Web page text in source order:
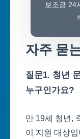
보조금 24
자주 묻
질문1. 청년
누구인가요?
만 19세 청년,
이 지원 대상입